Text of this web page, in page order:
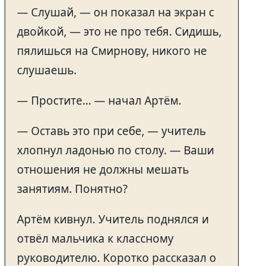
— Слушай, — он показал на экран с
двойкой, — это не про тебя. Сидишь,
пялишься на Смирнову, никого не
слушаешь.
— Простите… — начал Артём.
— Оставь это при себе, — учитель
хлопнул ладонью по столу. — Ваши
отношения не должны мешать
занятиям. Понятно?
Артём кивнул. Учитель поднялся и
отвёл мальчика к классному
руководителю. Коротко рассказал о